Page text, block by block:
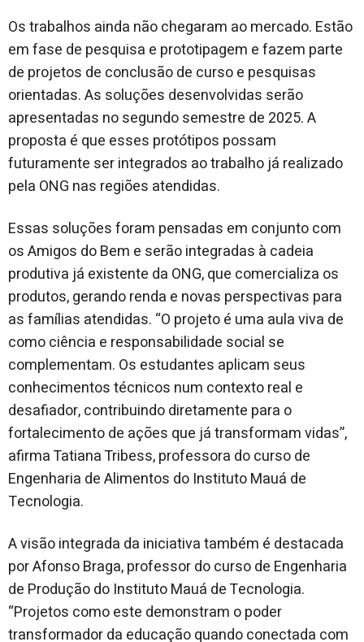
Os trabalhos ainda não chegaram ao mercado. Estão
em fase de pesquisa e prototipagem e fazem parte
de projetos de conclusão de curso e pesquisas
orientadas. As soluções desenvolvidas serão
apresentadas no segundo semestre de 2025. A
proposta é que esses protótipos possam
futuramente ser integrados ao trabalho já realizado
pela ONG nas regiões atendidas.
Essas soluções foram pensadas em conjunto com
os Amigos do Bem e serão integradas à cadeia
produtiva já existente da ONG, que comercializa os
produtos, gerando renda e novas perspectivas para
as famílias atendidas. “O projeto é uma aula viva de
como ciência e responsabilidade social se
complementam. Os estudantes aplicam seus
conhecimentos técnicos num contexto real e
desafiador, contribuindo diretamente para o
fortalecimento de ações que já transformam vidas”,
afirma Tatiana Tribess, professora do curso de
Engenharia de Alimentos do Instituto Mauá de
Tecnologia.
A visão integrada da iniciativa também é destacada
por Afonso Braga, professor do curso de Engenharia
de Produção do Instituto Mauá de Tecnologia.
“Projetos como este demonstram o poder
transformador da educação quando conectada com